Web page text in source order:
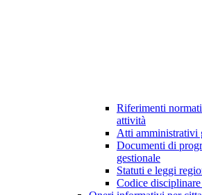
Riferimenti
attività
Atti amministrativi
Documenti di
gestionale
Statuti e leggi
Codice